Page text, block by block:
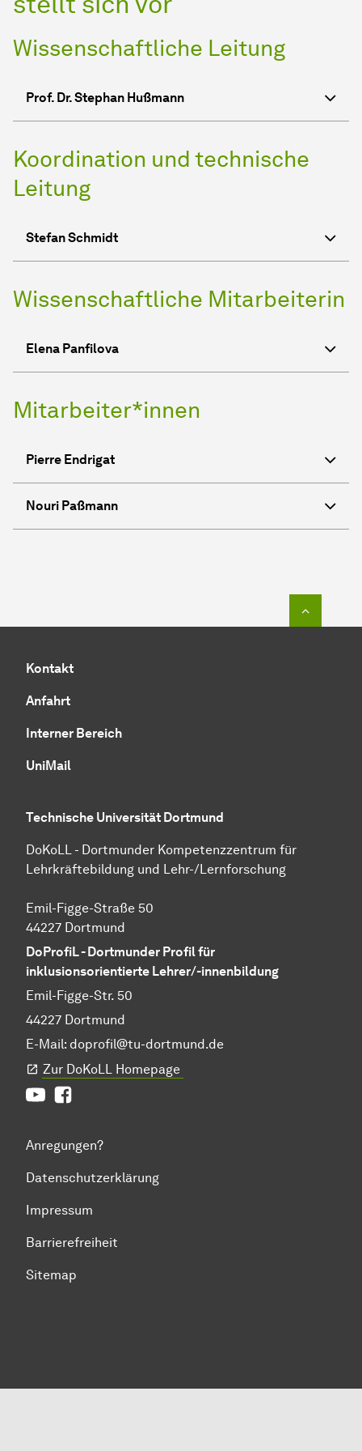
Wissenschaftliche Leitung
Prof. Dr. Stephan Hußmann
Koordination und technische
Leitung
Stefan Schmidt
Wissenschaftliche Mitarbeiterin
Elena Panfilova
Mitarbeiter*innen
Pierre Endrigat
Nouri Paßmann
Kontakt
Anfahrt
Interner Bereich
UniMail
Technische Universität Dortmund
DoKoLL - Dortmunder Kompetenzzentrum für
Lehrkräftebildung und Lehr-/Lernforschung
Emil-Figge-Straße 50
44227 Dortmund
DoProfiL - Dortmunder Profil für
inklusionsorientierte Lehrer/-innenbildung
Emil-Figge-Str. 50
44227 Dortmund
E-Mail: doprofil@tu-dortmund.de
Zur DoKoLL Homepage
Youtube
Anregungen?
Datenschutzerklärung
Impressum
Barrierefreiheit
Sitemap